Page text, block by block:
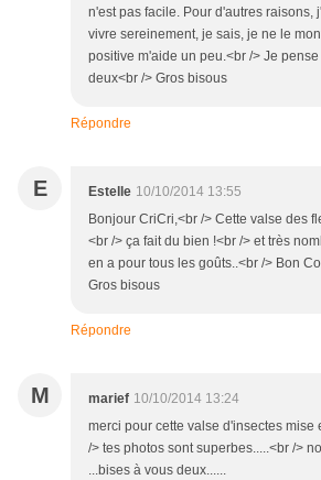
n'est pas facile. Pour d'autres raisons,
vivre sereinement, je sais, je ne le
positive m'aide un peu.<br /> Je
deux<br /> Gros bisous
Répondre
E Estelle 10/10/2014 13:55
Bonjour CriCri,<br /> Cette valse des
<br /> ça fait du bien !<br /> et très
en a pour tous les goûts..<br /> Bon
Gros bisous
Répondre
M marief 10/10/2014 13:24
merci pour cette valse d'insectes mise
/> tes photos sont superbes.....<br />
...bises à vous deux......